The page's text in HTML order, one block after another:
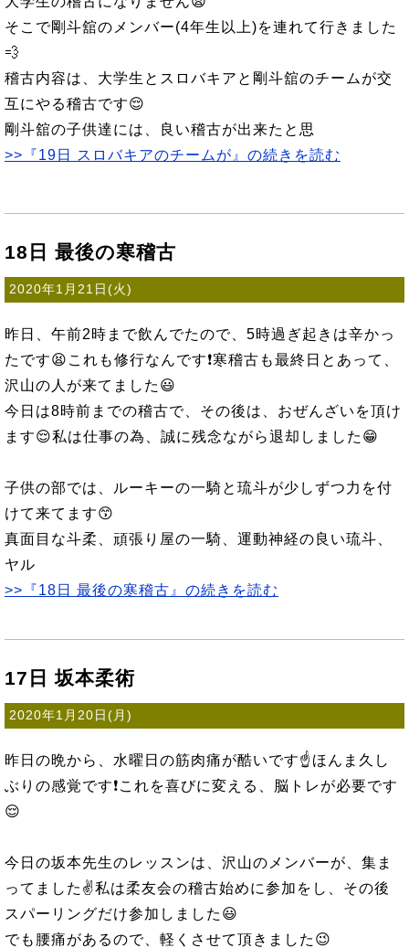
そこで剛斗舘のメンバー(4年生以上)を連れて行きました
💨
稽古内容は、大学生とスロバキアと剛斗舘のチームが交
互にやる稽古です😌
剛斗舘の子供達には、良い稽古が出来たと思
>>『19日 スロバキアのチームが』の続きを読む
18日 最後の寒稽古
2020年1月21日(火)
昨日、午前2時まで飲んでたので、5時過ぎ起きは辛かっ
たです😫これも修行なんです❗寒稽古も最終日とあって、
沢山の人が来てました😃
今日は8時前までの稽古で、その後は、おぜんざいを頂け
ます😌私は仕事の為、誠に残念ながら退却しました😁
子供の部では、ルーキーの一騎と琉斗が少しずつ力を付
けて来てます😙
真面目な斗柔、頑張り屋の一騎、運動神経の良い琉斗、
ヤル
>>『18日 最後の寒稽古』の続きを読む
17日 坂本柔術
2020年1月20日(月)
昨日の晩から、水曜日の筋肉痛が酷いです☝️ほんま久し
ぶりの感覚です❗これを喜びに変える、脳トレが必要です
😌
今日の坂本先生のレッスンは、沢山のメンバーが、集ま
ってました✌️私は柔友会の稽古始めに参加をし、その後
スパーリングだけ参加しました😃
でも腰痛があるので、軽くさせて頂きました😉